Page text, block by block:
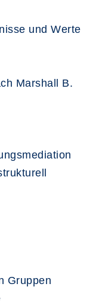
und Werte
Marshall B.
Gruppen